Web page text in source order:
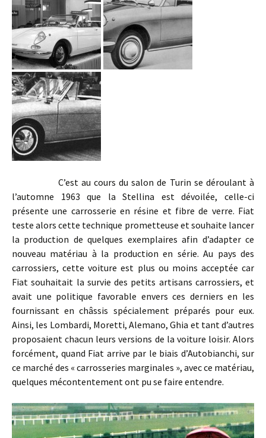
C’est au cours du salon de Turin se déroulant à
l’automne 1963 que la Stellina est dévoilée, celle-ci
présente une carrosserie en résine et fibre de verre. Fiat
teste alors cette technique prometteuse et souhaite lancer
la production de quelques exemplaires afin d’adapter ce
nouveau matériau à la production en série. Au pays des
carrossiers, cette voiture est plus ou moins acceptée car
Fiat souhaitait la survie des petits artisans carrossiers, et
avait une politique favorable envers ces derniers en les
fournissant en châssis spécialement préparés pour eux.
Ainsi, les Lombardi, Moretti, Alemano, Ghia et tant d’autres
proposaient chacun leurs versions de la voiture loisir. Alors
forcément, quand Fiat arrive par le biais d’Autobianchi, sur
ce marché des « carrosseries marginales », avec ce matériau,
quelques mécontentement ont pu se faire entendre.